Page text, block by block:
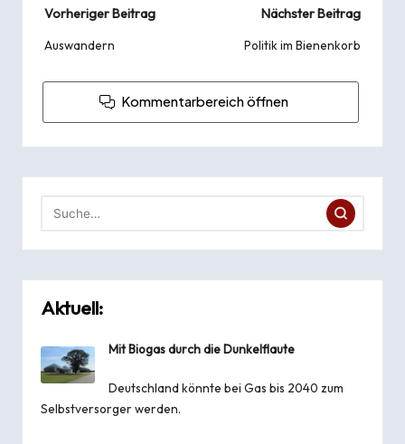
Beitragsnavigation
Vorheriger Beitrag
Auswandern
Nächster Beitrag
Politik im Bienenkorb
Kommentarbereich öffnen
Aktuell:
Mit Biogas durch die Dunkelflaute
Deutschland könnte bei Gas bis 2040 zum
Selbstversorger werden.